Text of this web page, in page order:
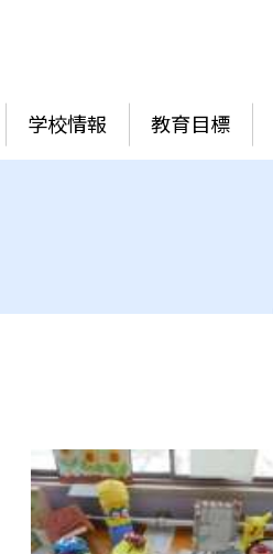
学校情報 教育目標